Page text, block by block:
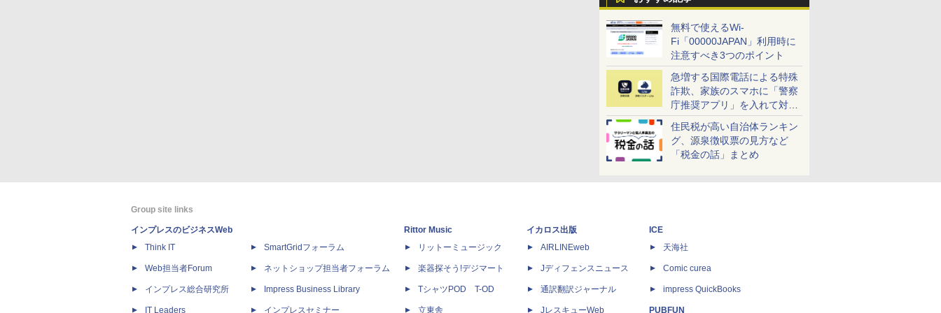
無料で使えるWi-
Fi「00000JAPAN」利用時に
注意すべき3つのポイント
急増する国際電話による特殊
詐欺、家族のスマホに「警察
庁推奨アプリ」を入れて対策
しよう！
住民税が高い自治体ランキン
グ、源泉徴収票の見方など
「税金の話」まとめ
Group site links
インプレスのビジネスWeb
Think IT
Web担当者Forum
インプレス総合研究所
IT Leaders
SmartGridフォーラム
ネットショップ担当者フォーラム
Impress Business Library
インプレスセミナー
Rittor Music
リットーミュージック
楽器探そう!デジマート
TシャツPOD T-OD
立東舎
イカロス出版
AIRLINEweb
Jディフェンスニュース
通訳翻訳ジャーナル
JレスキューWeb
ICE
天海社
Comic curea
impress QuickBooks
PUBFUN